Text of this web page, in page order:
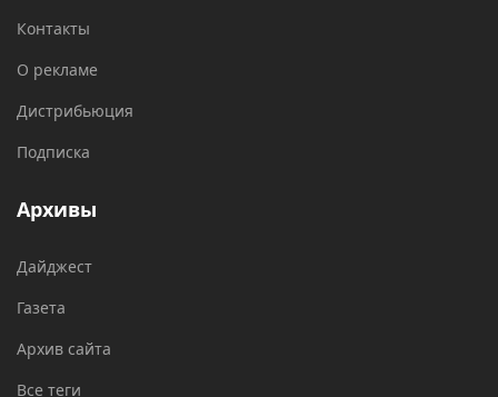
Контакты
О рекламе
Дистрибьюция
Подписка
Архивы
Дайджест
Газета
Архив сайта
Все теги